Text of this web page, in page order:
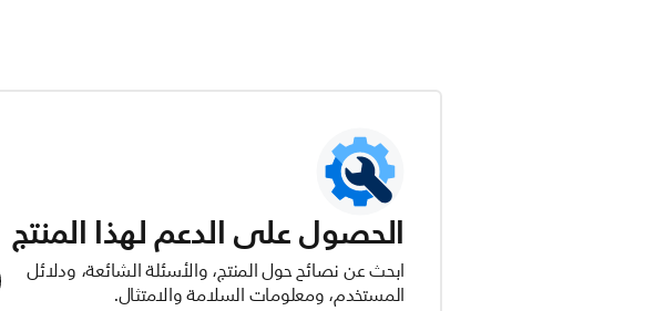
الحصول على الدعم لهذا المنتج
ابحث عن نصائح حول المنتج، والأسئلة الشائعة، ودلائل
المستخدم، ومعلومات السلامة والامتثال.